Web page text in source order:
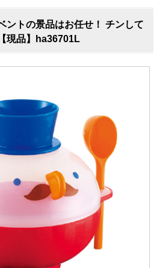
ントの景品はお任せ！ チンして
現品】ha36701L